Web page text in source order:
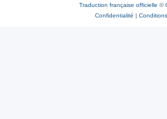
Traduction française officielle ©
Confidentialité | Conditions